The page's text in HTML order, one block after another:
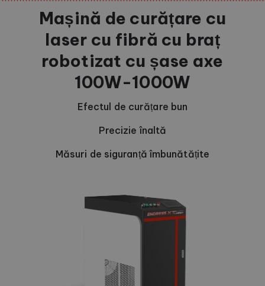
Mașină de curățare cu
laser cu fibră cu braț
robotizat cu șase axe
100W-1000W
Efectul de curățare bun
Precizie înaltă
Măsuri de siguranță îmbunătățite